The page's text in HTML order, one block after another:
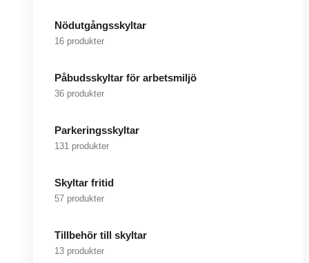
Nödutgångsskyltar
16 produkter
Påbudsskyltar för arbetsmiljö
36 produkter
Parkeringsskyltar
131 produkter
Skyltar fritid
57 produkter
Tillbehör till skyltar
13 produkter